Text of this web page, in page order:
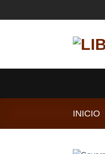
al
INICIO